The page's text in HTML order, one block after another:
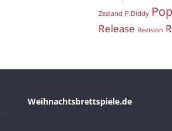
Zealand P.Diddy Pop
Release Revision
Weihnachtsbrettspiele.de